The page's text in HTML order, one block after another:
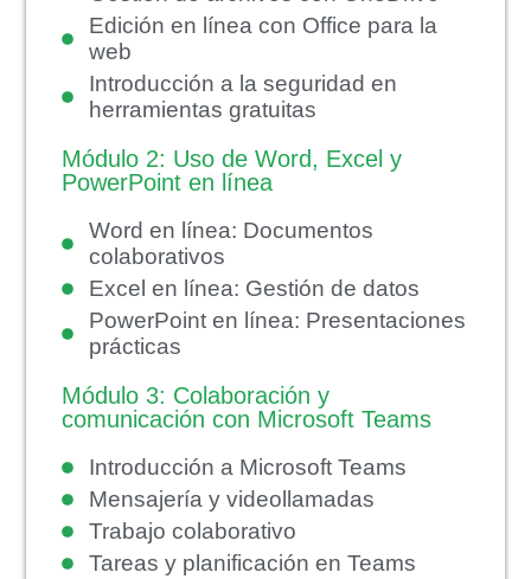
Edición en línea con Office para la
web
Introducción a la seguridad en
herramientas gratuitas
Módulo 2: Uso de Word, Excel y
PowerPoint en línea
Word en línea: Documentos
colaborativos
Excel en línea: Gestión de datos
PowerPoint en línea: Presentaciones
prácticas
Módulo 3: Colaboración y
comunicación con Microsoft Teams
Introducción a Microsoft Teams
Mensajería y videollamadas
Trabajo colaborativo
Tareas y planificación en Teams